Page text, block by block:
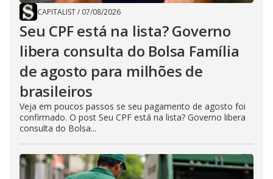
CAPITALIST/ 07/08/2026
Seu CPF está na lista? Governo
libera consulta do Bolsa Família
de agosto para milhões de
brasileiros
Veja em poucos passos se seu pagamento de agosto foi
confirmado. O post Seu CPF está na lista? Governo libera
consulta do Bolsa...